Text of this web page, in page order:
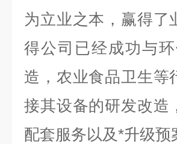
为立业之本，赢得了
得公司已经成功与
造，农业食品卫生等
接其设备的研发改造
配套服务以及*升级